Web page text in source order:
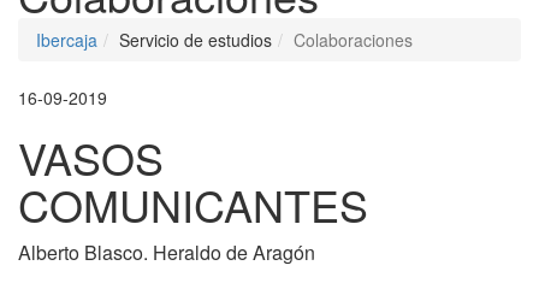
Ibercaja Servicio de estudios Colaboraciones
16-09-2019
VASOS
COMUNICANTES
Alberto Blasco. Heraldo de Aragón